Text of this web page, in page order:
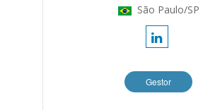
São Paulo/SP
Gestor